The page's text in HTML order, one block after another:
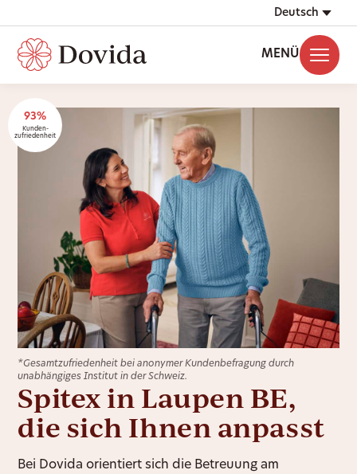
Deutsch
MENÜ
93%
Kunden-
zufriedenheit
*Gesamtzufriedenheit bei anonymer Kundenbefragung durch
unabhängiges Institut in der Schweiz.
Spitex in Laupen BE,
die sich Ihnen anpasst
Bei Dovida orientiert sich die Betreuung am